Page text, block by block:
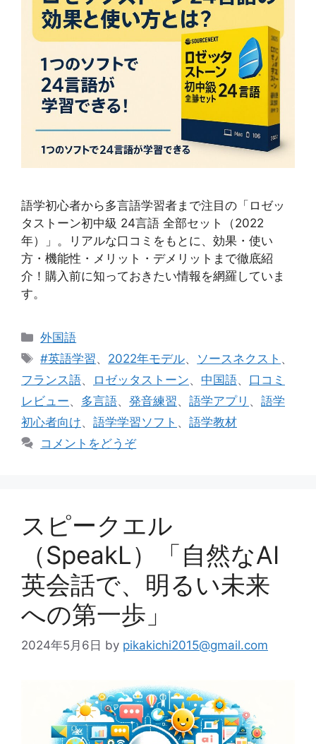
語学初心者から多言語学習者まで注目の「ロゼッ
タストーン初中級 24言語 全部セット（2022
年）」。リアルな口コミをもとに、効果・使い
方・機能性・メリット・デメリットまで徹底紹
介！購入前に知っておきたい情報を網羅していま
す。
カ
テ
ゴ
リ
ー
外国語
タ
グ
#英語学習、 2022年モデル、 ソースネクスト 、
フランス語、 ロゼッタストーン、 中国語、 口コミ
レビュー、 多言語、 発音練習、 語学アプリ 、 語学
初心者向け、 語学学習ソフト 、 語学教材
コメントをどうぞ
スピークエル
（SpeakL）「自然なAI
英会話で、明るい未来
への第一歩」
2024年5月6日 by pikakichi2015@gmail.com